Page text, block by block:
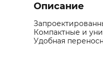
Описание
Компактные и
Удобная